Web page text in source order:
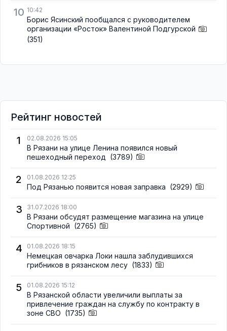
10 10:42
Борис Ясинский пообщался с руководителем
организации «Росток» Валентиной Подгурской
(351)
Рейтинг новостей
1
02.08.2026 15:05
В Рязани на улице Ленина появился новый
пешеходный переход (3789)
2 01.08.2026 12:25
Под Рязанью появится новая заправка (2929)
3 31.07.2026 18:00
В Рязани обсудят размещение магазина на улице
Спортивной (2765)
4 01.08.2026 18:15
Немецкая овчарка Локи нашла заблудившихся
грибников в рязанском лесу (1833)
5 01.08.2026 15:12
В Рязанской области увеличили выплаты за
привлечение граждан на службу по контракту в
зоне СВО (1735)